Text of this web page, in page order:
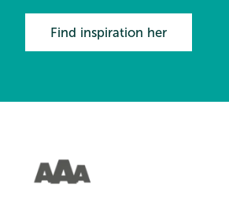
Find inspiration her